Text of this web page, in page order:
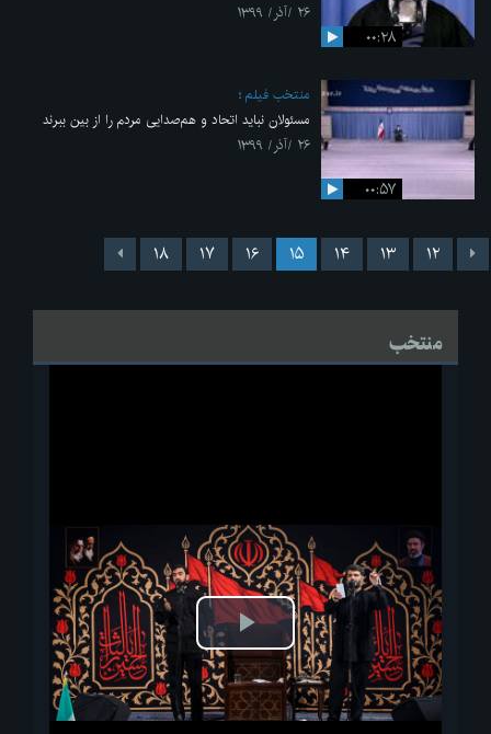
۰۰:۲۸
۲۶ /آذر/ ۱۳۹۹
۰۰:۵۷
منتخب فیلم
مسئولان نباید اتحاد و هم‌صدایی مردم را از بین ببرند
۲۶ /آذر/ ۱۳۹۹
۱۲ ۱۳ ۱۴ ۱۵ ۱۶ ۱۷ ۱۸
منتخب
پخش
ویدیو